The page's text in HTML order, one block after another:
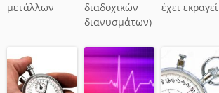
μετάλλων
διαδοχικών
διανυσμάτων)
έχει εκραγεί